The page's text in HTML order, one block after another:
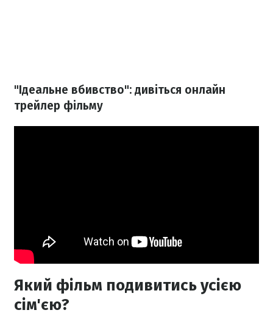
"Ідеальне вбивство": дивіться онлайн
трейлер фільму
Який фільм подивитись усією
сім'єю?